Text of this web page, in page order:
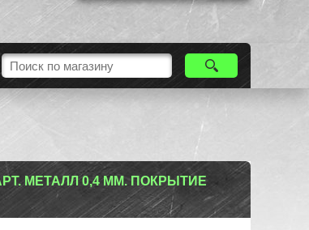
МЕТАЛЛ 0,4 ММ. ПОКРЫТИЕ